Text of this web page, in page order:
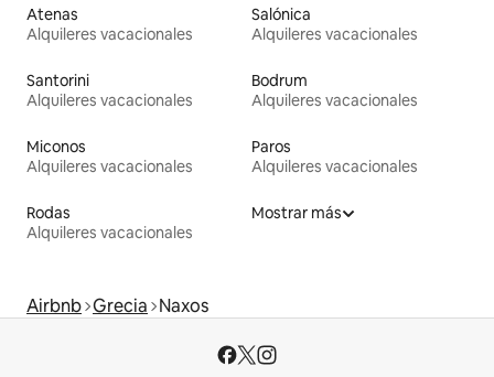
Atenas
Alquileres vacacionales
Salónica
Alquileres vacacionales
Santorini
Alquileres vacacionales
Bodrum
Alquileres vacacionales
Miconos
Alquileres vacacionales
Paros
Alquileres vacacionales
Rodas
Alquileres vacacionales
Mostrar más
Airbnb Grecia Naxos